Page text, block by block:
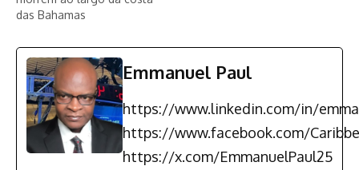
determinar as causas do
naufrágio do barco na
das Bahamas
Emmanuel Paul
https://www.linkedin.com/in/
https://www.facebook.com/
https://x.com/EmmanuelPaul25